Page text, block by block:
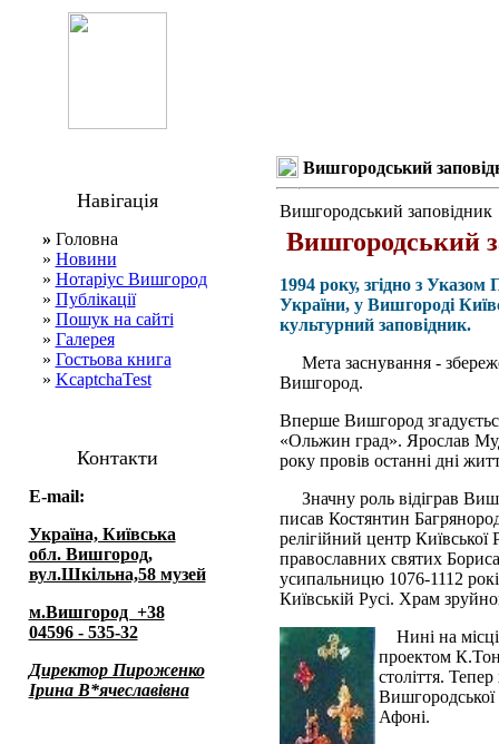
Навігація
» Головна
» Новини
» Нотаріус Вишгород
» Публікації
» Пошук на сайті
» Галерея
» Гостьова книга
» KcaptchaTest
Контакти
E-mail:
Україна, Київська
обл. Вишгород,
вул.Шкільна,58 музей
м.Вишгород +38
04596 - 535-32
Директор Пироженко
Ірина В*ячеславівна
Вишгородський
Вишгородський заповідник
Вишгородський
1994 року, згідно з
України, у Вишгороді
культурний заповідник.
Мета заснування -
Вишгород.
Вперше Вишгород
«Ольжин град». Ярослав
року провів останні дні
Значну роль відіграв
писав Костянтин
релігійний центр
православних святих
усипальницю 1076-1112
Київській Русі. Храм
Нині на
проектом
століття.
Афоні.